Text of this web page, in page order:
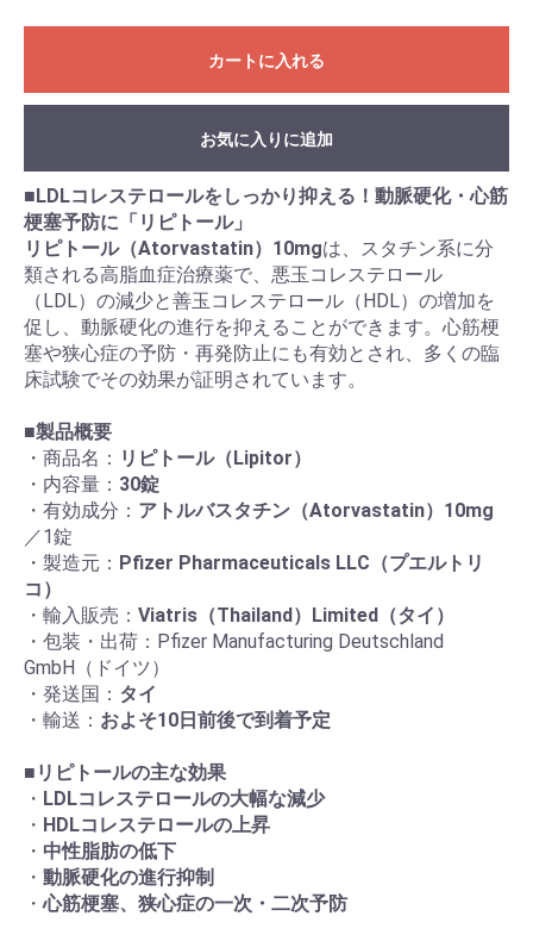
カートに入れる
お気に入りに追加
■ LDLコレステロールをしっかり抑える！動脈硬化・心筋
梗塞予防に「リピトール」
リピトール（Atorvastatin）10mgは、スタチン系に分
類される高脂血症治療薬で、悪玉コレステロール
（LDL）の減少と善玉コレステロール（HDL）の増加を
促し、動脈硬化の進行を抑えることができます。心筋梗
塞や狭心症の予防・再発防止にも有効とされ、多くの臨
床試験でその効果が証明されています。
■製品概要
・商品名： リピトール（Lipitor）
・内容量： 30錠
・有効成分： アトルバスタチン（Atorvastatin）10mg
／1錠
・製造元： Pfizer Pharmaceuticals LLC（プエルトリ
コ）
・輸入販売： Viatris（Thailand）Limited（タイ）
・包装・出荷：Pfizer Manufacturing Deutschland
GmbH（ドイツ）
・発送国： タイ
・輸送： およそ10日前後で到着予定
■ リピトールの主な効果
・ LDLコレステロールの大幅な減少
・ HDLコレステロールの上昇
・ 中性脂肪の低下
・ 動脈硬化の進行抑制
・心筋梗塞、狭心症の一次・二次予防